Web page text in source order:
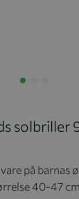
solbriller
på barnas
40-47